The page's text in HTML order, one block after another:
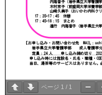
ページ 1 / 1